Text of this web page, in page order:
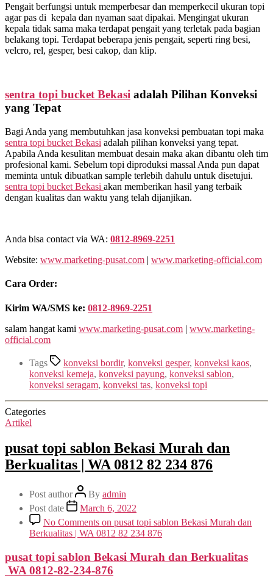
Pengait berfungsi untuk memperbesar dan memperkecil ukuran topi
agar pas di kepala dan nyaman saat dipakai. Mengingat ukuran
kepala tidak sama maka terdapat pengait yang terletak pada bagian
belakang topi. Terdapat beberapa jenis pengait, seperti ring besi,
velcro, rel, gesper, besi cakop, dan klip.
sentra topi bucket Bekasi adalah Pilihan Konveksi
yang Tepat
Bagi Anda yang membutuhkan jasa konveksi pembuatan topi maka
sentra topi bucket Bekasi adalah pilihan konveksi yang tepat.
Apabila Anda kesulitan membuat desain maka akan dibantu oleh tim
profesional kami. Sebelum topi diproduksi massal Anda pun dapat
meminta untuk dibuatkan sample terlebih dahulu untuk disetujui.
sentra topi bucket Bekasi akan memberikan hasil yang terbaik
dengan kualitas dan waktu yang telah dijanjikan.
Anda bisa contact via WA: 0812-8969-2251
Website: www.marketing-pusat.com | www.marketing-official.com
Cara Order:
Kirim WA/SMS ke: 0812-8969-2251
salam hangat kami www.marketing-pusat.com | www.marketing-
official.com
Tags konveksi bordir, konveksi gesper, konveksi kaos,
konveksi kemeja, konveksi payung, konveksi sablon,
konveksi seragam, konveksi tas, konveksi topi
Categories
Artikel
pusat topi sablon Bekasi Murah dan
Berkualitas | WA 0812 82 234 876
Post author By admin
Post date
March 6, 2022
No Comments on pusat topi sablon Bekasi Murah dan
Berkualitas | WA 0812 82 234 876
pusat topi sablon Bekasi Murah dan Berkualitas
WA 0812-82-234-876